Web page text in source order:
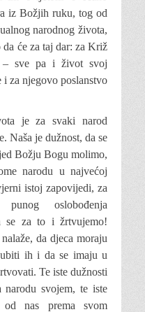
iz Božjih ruku, tog od
narodnog života,
će za taj dar: za Križ
– sve pa i život svoj
za njegovo poslanstvo
je za svaki narod
Naša je dužnost, da se
Božju Bogu molimo,
narodu u najvećoj
istoj zapovijedi, za
punog oslobođenja
se za to i žrtvujemo!
da djeca moraju
ih i da se imaju u
Te iste dužnosti
svojem, te iste
nas prema svom